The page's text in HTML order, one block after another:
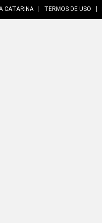
CATARINA TERMOS DE USO